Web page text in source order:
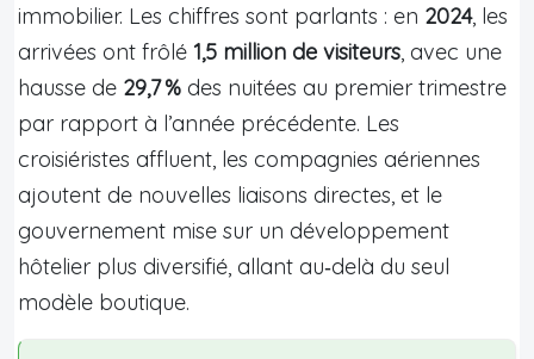
immobilier. Les chiffres sont parlants : en 2024, les
arrivées ont frôlé 1,5 million de visiteurs, avec une
hausse de 29,7 % des nuitées au premier trimestre
par rapport à l’année précédente. Les
croisiéristes affluent, les compagnies aériennes
ajoutent de nouvelles liaisons directes, et le
gouvernement mise sur un développement
hôtelier plus diversifié, allant au‑delà du seul
modèle boutique.